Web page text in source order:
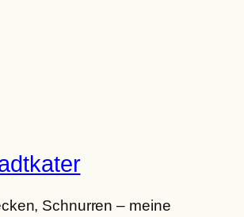
Schnurren – meine